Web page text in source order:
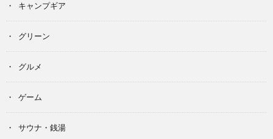
キャンプギア
グリーン
グルメ
ゲーム
サウナ・銭湯